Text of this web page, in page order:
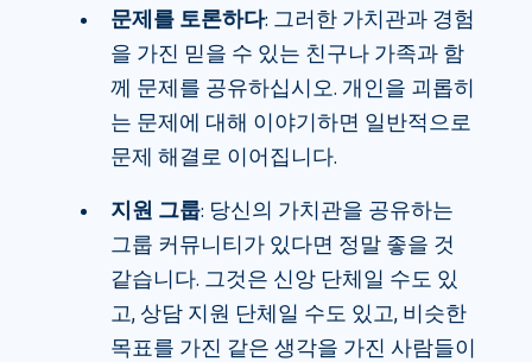
문제를 토론하다: 그러한 가치관과 경험
을 가진 믿을 수 있는 친구나 가족과 함
께 문제를 공유하십시오. 개인을 괴롭히
는 문제에 대해 이야기하면 일반적으로
문제 해결로 이어집니다.
지원 그룹: 당신의 가치관을 공유하는
그룹 커뮤니티가 있다면 정말 좋을 것
같습니다. 그것은 신앙 단체일 수도 있
고, 상담 지원 단체일 수도 있고, 비슷한
목표를 가진 같은 생각을 가진 사람들이